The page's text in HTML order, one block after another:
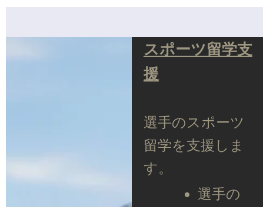
スポーツ留学支
援
選手のスポーツ
留学を支援しま
す。
選手の